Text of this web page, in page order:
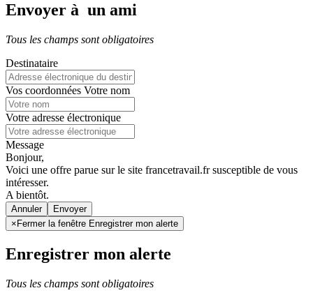
Envoyer à un ami
Tous les champs sont obligatoires
Destinataire
Vos coordonnées Votre nom
Votre adresse électronique
Message
Bonjour,
Voici une offre parue sur le site francetravail.fr susceptible de vous
intéresser.
A bientôt.
Annuler
× Fermer la fenêtre Enregistrer mon alerte
Enregistrer mon alerte
Tous les champs sont obligatoires